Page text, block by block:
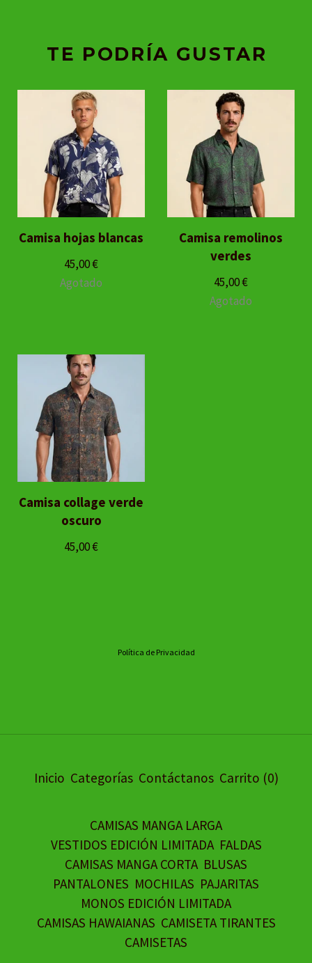
TE PODRÍA GUSTAR
Camisa hojas blancas
45,00€
Agotado
Camisa remolinos
verdes
45,00€
Agotado
Camisa collage verde
oscuro
45,00€
Política de Privacidad
Inicio Categorías Contáctanos Carrito (0)
CAMISAS MANGA LARGA
VESTIDOS EDICIÓN LIMITADA FALDAS
CAMISAS MANGA CORTA BLUSAS
PANTALONES MOCHILAS PAJARITAS
MONOS EDICIÓN LIMITADA
CAMISAS HAWAIANAS CAMISETA TIRANTES
CAMISETAS